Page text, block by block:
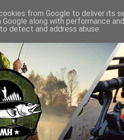
from Google to deliver its
Google along with performance
detect and address abuse.